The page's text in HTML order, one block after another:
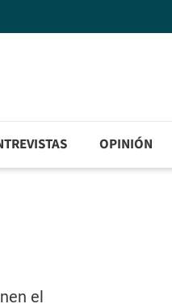
OPINIÓN
el